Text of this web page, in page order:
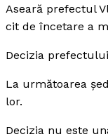
Aseară prefectul
cit de încetare a
Decizia
La următoarea
lor.
Decizia nu este